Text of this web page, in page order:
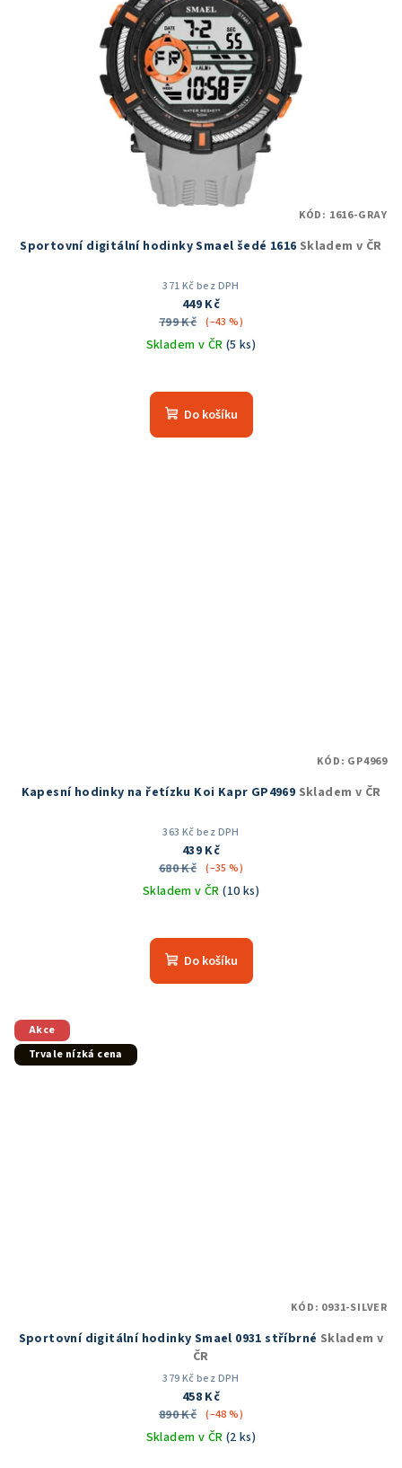
Sportovní digitální hodinky Smael šedé 1616 Skladem v ČR
371 Kč bez DPH
449 Kč
799 Kč (–43 %)
Skladem v ČR (5 ks)
hodnocení
produktu
Do košíku
KÓD: 1616-GRAY
Kapesní hodinky na řetízku Koi Kapr GP4969 Skladem v ČR
363 Kč bez DPH
439 Kč
680 Kč (–35 %)
Skladem v ČR(10 ks)
Do košíku
KÓD: GP4969
Akce
Trvale nízká cena
Sportovní digitální hodinky Smael 0931 stříbrné Skladem v
ČR
379 Kč bez DPH
458 Kč
890 Kč (–48 %)
Skladem v ČR (2 ks)
KÓD: 0931-SILVER